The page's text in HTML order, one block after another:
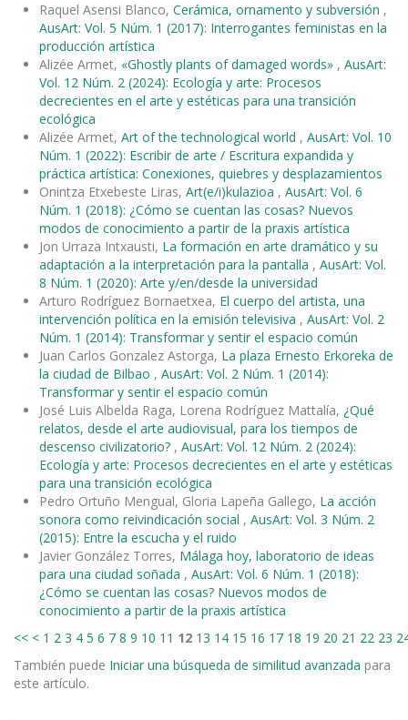
Raquel Asensi Blanco, Cerámica, ornamento y subversión ,
AusArt: Vol. 5 Núm. 1 (2017): Interrogantes feministas en la
producción artística
Alizée Armet, «Ghostly plants of damaged words» , AusArt:
Vol. 12 Núm. 2 (2024): Ecología y arte: Procesos
decrecientes en el arte y estéticas para una transición
ecológica
Alizée Armet, Art of the technological world , AusArt: Vol. 10
Núm. 1 (2022): Escribir de arte / Escritura expandida y
práctica artística: Conexiones, quiebres y desplazamientos
Onintza Etxebeste Liras, Art(e/i)kulazioa , AusArt: Vol. 6
Núm. 1 (2018): ¿Cómo se cuentan las cosas? Nuevos
modos de conocimiento a partir de la praxis artística
Jon Urraza Intxausti, La formación en arte dramático y su
adaptación a la interpretación para la pantalla , AusArt: Vol.
8 Núm. 1 (2020): Arte y/en/desde la universidad
Arturo Rodríguez Bornaetxea, El cuerpo del artista, una
intervención política en la emisión televisiva , AusArt: Vol. 2
Núm. 1 (2014): Transformar y sentir el espacio común
Juan Carlos Gonzalez Astorga, La plaza Ernesto Erkoreka de
la ciudad de Bilbao , AusArt: Vol. 2 Núm. 1 (2014):
Transformar y sentir el espacio común
José Luis Albelda Raga, Lorena Rodríguez Mattalía, ¿Qué
relatos, desde el arte audiovisual, para los tiempos de
descenso civilizatorio? , AusArt: Vol. 12 Núm. 2 (2024):
Ecología y arte: Procesos decrecientes en el arte y estéticas
para una transición ecológica
Pedro Ortuño Mengual, Gloria Lapeña Gallego, La acción
sonora como reivindicación social , AusArt: Vol. 3 Núm. 2
(2015): Entre la escucha y el ruido
Javier González Torres, Málaga hoy, laboratorio de ideas
para una ciudad soñada , AusArt: Vol. 6 Núm. 1 (2018):
¿Cómo se cuentan las cosas? Nuevos modos de
conocimiento a partir de la praxis artística
<< < 1 2 3 4 5 6 7 8 9 10 11 12 13 14 15 16 17 18 19 20 21 22 23
También puede Iniciar una búsqueda de similitud avanzada para
este artículo.